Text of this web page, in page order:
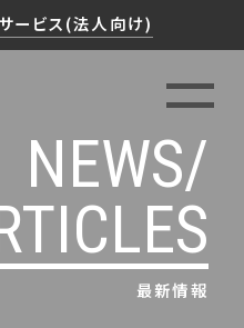
ービス(法人向け)
NEWS/
最新情報